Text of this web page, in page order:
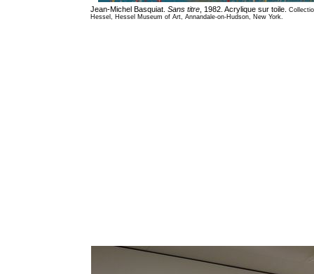
Jean-Michel Basquiat. Sans titre, 1982. Acrylique sur toile.
Hessel, Hessel Museum of Art, Annandale-on-Hudson, New York.